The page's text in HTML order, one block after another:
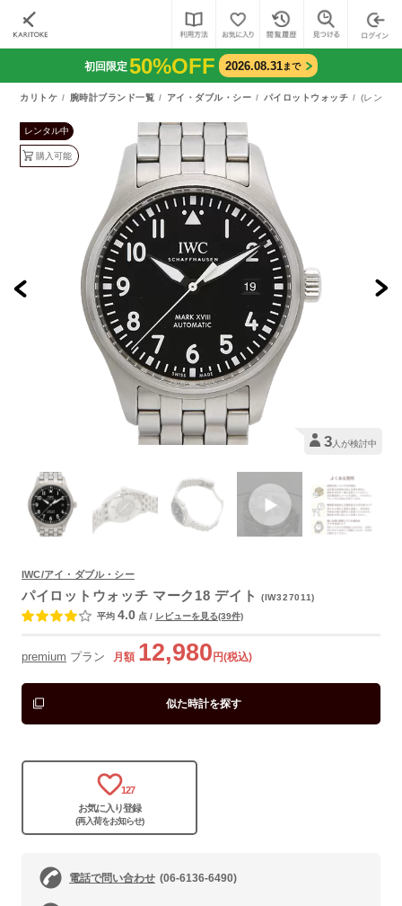
初回限定50%OFF 2026.08.31まで
カリトケ 腕時計ブランド一覧 アイ・ダブル・シー パイロットウォッチ (レンタ
レンタル中
購入可能
3人が検討中
IWC/アイ・ダブル・シー
パイロットウォッチ マーク18 デイト(IW327011)
平均 4.0 点 / レビューを見る(39件)
premium プラン 月額 12,980 円(税込)
似た時計を探す
127
お気に入り登録
(再入荷をお知らせ)
電話で問い合わせ (06-6136-6490)
よくあるご質問